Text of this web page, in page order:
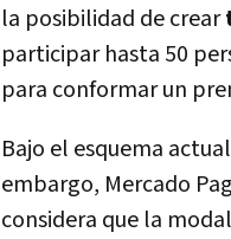
la posibilidad de crear
participar hasta 50
para conformar un
Bajo el esquema
embargo, Mercado
considera que la